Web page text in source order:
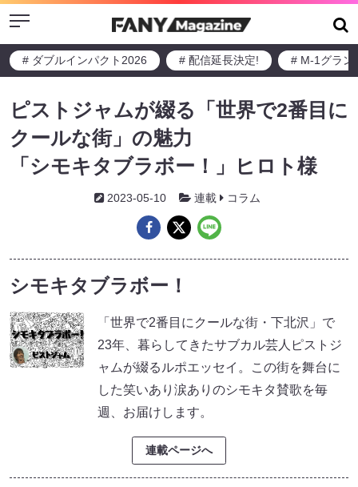
Menu
# ダブルインパクト2026 # 配信延長決定! # M-1グラン
ピストジャムが綴る「世界で2番目に
クールな街」の魅力
「シモキタブラボー！」ヒロト様
2023-05-10 連載 コラム
シモキタブラボー！
「世界で2番目にクールな街・下北沢」で
23年、暮らしてきたサブカル芸人ピストジ
ャムが綴るルポエッセイ。この街を舞台に
した笑いあり涙ありのシモキタ賛歌を毎
週、お届けします。
連載ページへ